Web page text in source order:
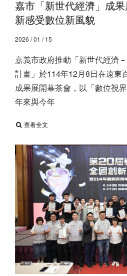
嘉市「新世代經濟」成
新感受數位新風貌
2026 / 01 / 15
嘉義市政府推動「新世代經濟
計畫」於114年12月8日在遠東
成果展開幕茶會，以「數位視
年來與今年
查看全文